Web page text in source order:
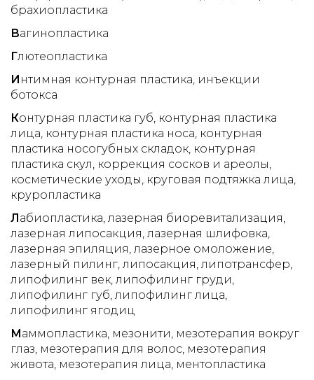
брахиопластика
Вагинопластика
Глютеопластика
И нтимная контурная пластика инъекции
ботокса
Контурная пластика губ контурная пластика
лица контурная пластика носа контурная
пластика носогубных складок контурная
пластика скул коррекция сосков и ареолы
косметические уходы круговая подтяжка лица
круропластика
Лабиопластика лазерная биоревитализация
лазерная липосакция лазерная шлифовка
лазерная эпиляция лазерное омоложение
лазерный пилинг липосакция липотрансфер
липофилинг век липофилинг груди
липофилинг губ липофилинг лица
липофилинг ягодиц
Маммопластика мезонити мезотерапия вокруг
глаз мезотерапия для волос мезотерапия
живота мезотерапия лица ментопластика